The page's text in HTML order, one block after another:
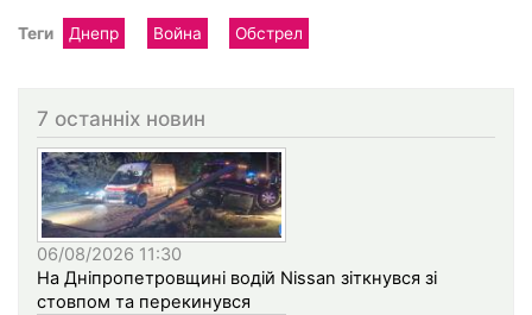
Теги Днепр Война Обстрел
7 останніх новин
06/08/2026 11:30
На Дніпропетровщині водій Nissan зіткнувся зі
стовпом та перекинувся